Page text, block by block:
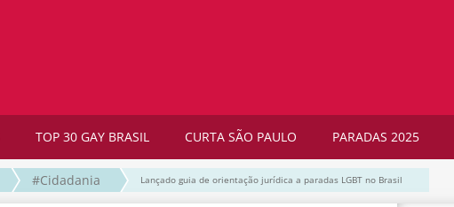
TOP 30 GAY BRASIL CURTA SÃO PAULO PARADAS 2025
#Cidadania Lançado guia de orientação jurídica a paradas LGBT no Brasil